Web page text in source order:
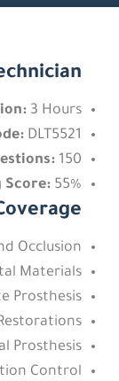
3 Hours
DLT5521
150
Score:55%
Occlusion.
Materials.
Prosthesis.
Prosthesis.
Control.